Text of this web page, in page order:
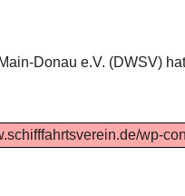
Donau e.V. (DWSV)
wp-